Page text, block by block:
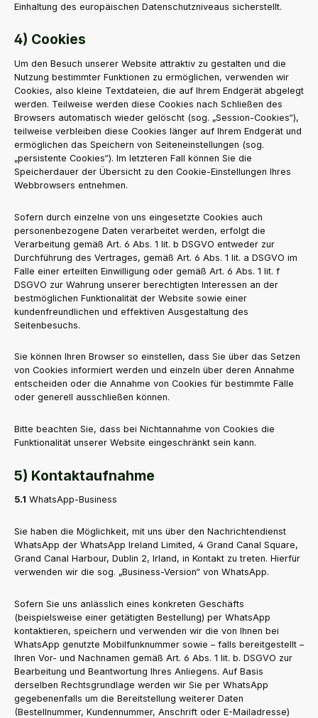
Einhaltung des europäischen Datenschutzniveaus sicherstellt.
4) Cookies
Um den Besuch unserer Website attraktiv zu gestalten und die
Nutzung bestimmter Funktionen zu ermöglichen, verwenden wir
Cookies, also kleine Textdateien, die auf Ihrem Endgerät abgelegt
werden. Teilweise werden diese Cookies nach Schließen des
Browsers automatisch wieder gelöscht (sog. „Session-Cookies“),
teilweise verbleiben diese Cookies länger auf Ihrem Endgerät und
ermöglichen das Speichern von Seiteneinstellungen (sog.
„persistente Cookies“). Im letzteren Fall können Sie die
Speicherdauer der Übersicht zu den Cookie-Einstellungen Ihres
Webbrowsers entnehmen.
Sofern durch einzelne von uns eingesetzte Cookies auch
personenbezogene Daten verarbeitet werden, erfolgt die
Verarbeitung gemäß Art. 6 Abs. 1 lit. b DSGVO entweder zur
Durchführung des Vertrages, gemäß Art. 6 Abs. 1 lit. a DSGVO im
Falle einer erteilten Einwilligung oder gemäß Art. 6 Abs. 1 lit. f
DSGVO zur Wahrung unserer berechtigten Interessen an der
bestmöglichen Funktionalität der Website sowie einer
kundenfreundlichen und effektiven Ausgestaltung des
Seitenbesuchs.
Sie können Ihren Browser so einstellen, dass Sie über das Setzen
von Cookies informiert werden und einzeln über deren Annahme
entscheiden oder die Annahme von Cookies für bestimmte Fälle
oder generell ausschließen können.
Bitte beachten Sie, dass bei Nichtannahme von Cookies die
Funktionalität unserer Website eingeschränkt sein kann.
5) Kontaktaufnahme
5.1 WhatsApp-Business
Sie haben die Möglichkeit, mit uns über den Nachrichtendienst
WhatsApp der WhatsApp Ireland Limited, 4 Grand Canal Square,
Grand Canal Harbour, Dublin 2, Irland, in Kontakt zu treten. Hierfür
verwenden wir die sog. „Business-Version“ von WhatsApp.
Sofern Sie uns anlässlich eines konkreten Geschäfts
(beispielsweise einer getätigten Bestellung) per WhatsApp
kontaktieren, speichern und verwenden wir die von Ihnen bei
WhatsApp genutzte Mobilfunknummer sowie – falls bereitgestellt –
Ihren Vor- und Nachnamen gemäß Art. 6 Abs. 1 lit. b. DSGVO zur
Bearbeitung und Beantwortung Ihres Anliegens. Auf Basis
derselben Rechtsgrundlage werden wir Sie per WhatsApp
gegebenenfalls um die Bereitstellung weiterer Daten
(Bestellnummer, Kundennummer, Anschrift oder E-Mailadresse)